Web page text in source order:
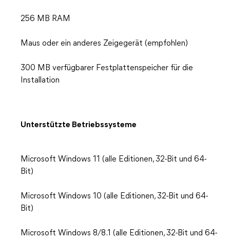
256 MB RAM
Maus oder ein anderes Zeigegerät (empfohlen)
300 MB verfügbarer Festplattenspeicher für die
Installation
Unterstützte Betriebssysteme
Microsoft Windows 11 (alle Editionen, 32-Bit und 64-
Bit)
Microsoft Windows 10 (alle Editionen, 32-Bit und 64-
Bit)
Microsoft Windows 8/8.1 (alle Editionen, 32-Bit und 64-